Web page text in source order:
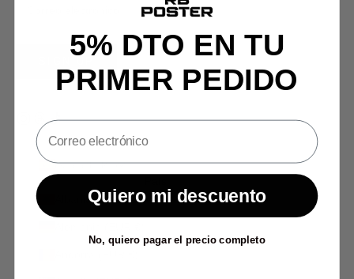
España (EUR €)
Albania (ALL L)
5% DTO EN TU
PRIMER PEDIDO
Quiero mi descuento
No, quiero pagar el precio completo